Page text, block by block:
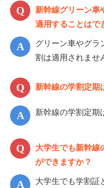
新幹線グリーン車
適用することはで
グリーン車やグラ
割は適用されませ
新幹線の学割定期
新幹線の学割定期
大学生でも新幹線
ができますか？
大学生でも学割証